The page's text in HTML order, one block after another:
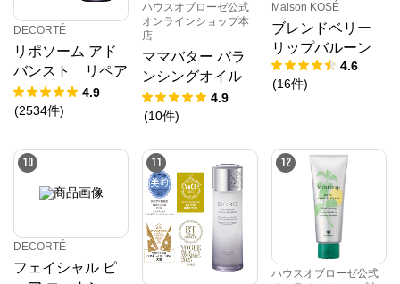
DECORTÉ
リポソーム アド
バンスト リペア
セラム
4.9
(2534件)
ハウスオブローゼ公式
オンラインショップ本
店
ママバター バラ
ンシングオイル
20mL
4.9
(10件)
Maison KOSÉ
ブレンドベリー
リップバルーン
4.6
(16件)
10
DECORTÉ
フェイシャル ピ
11 12
ハウスオブローゼ公式